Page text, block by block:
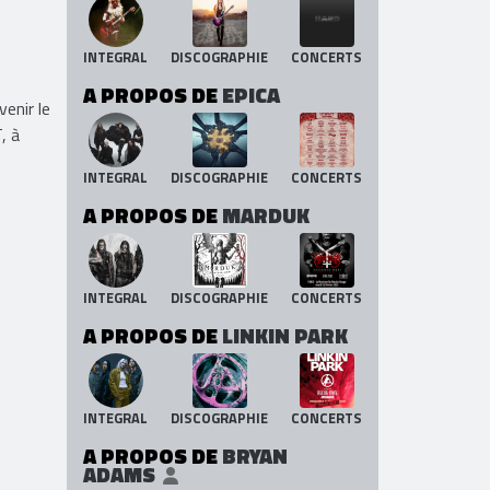
le
à
INTEGRAL DISCOGRAPHIE CONCERTS
A PROPOS DEEPICA
INTEGRAL DISCOGRAPHIE CONCERTS
A PROPOS DEMARDUK
INTEGRAL DISCOGRAPHIE CONCERTS
A PROPOS DELINKIN PARK
INTEGRAL DISCOGRAPHIE CONCERTS
A PROPOS DEBRYAN
ADAMS